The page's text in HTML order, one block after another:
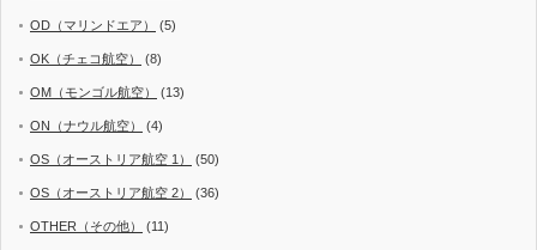
OD（マリンドエア） (5)
OK（チェコ航空） (8)
OM（モンゴル航空） (13)
ON（ナウル航空） (4)
OS（オーストリア航空 1） (50)
OS（オーストリア航空 2） (36)
OTHER（その他） (11)